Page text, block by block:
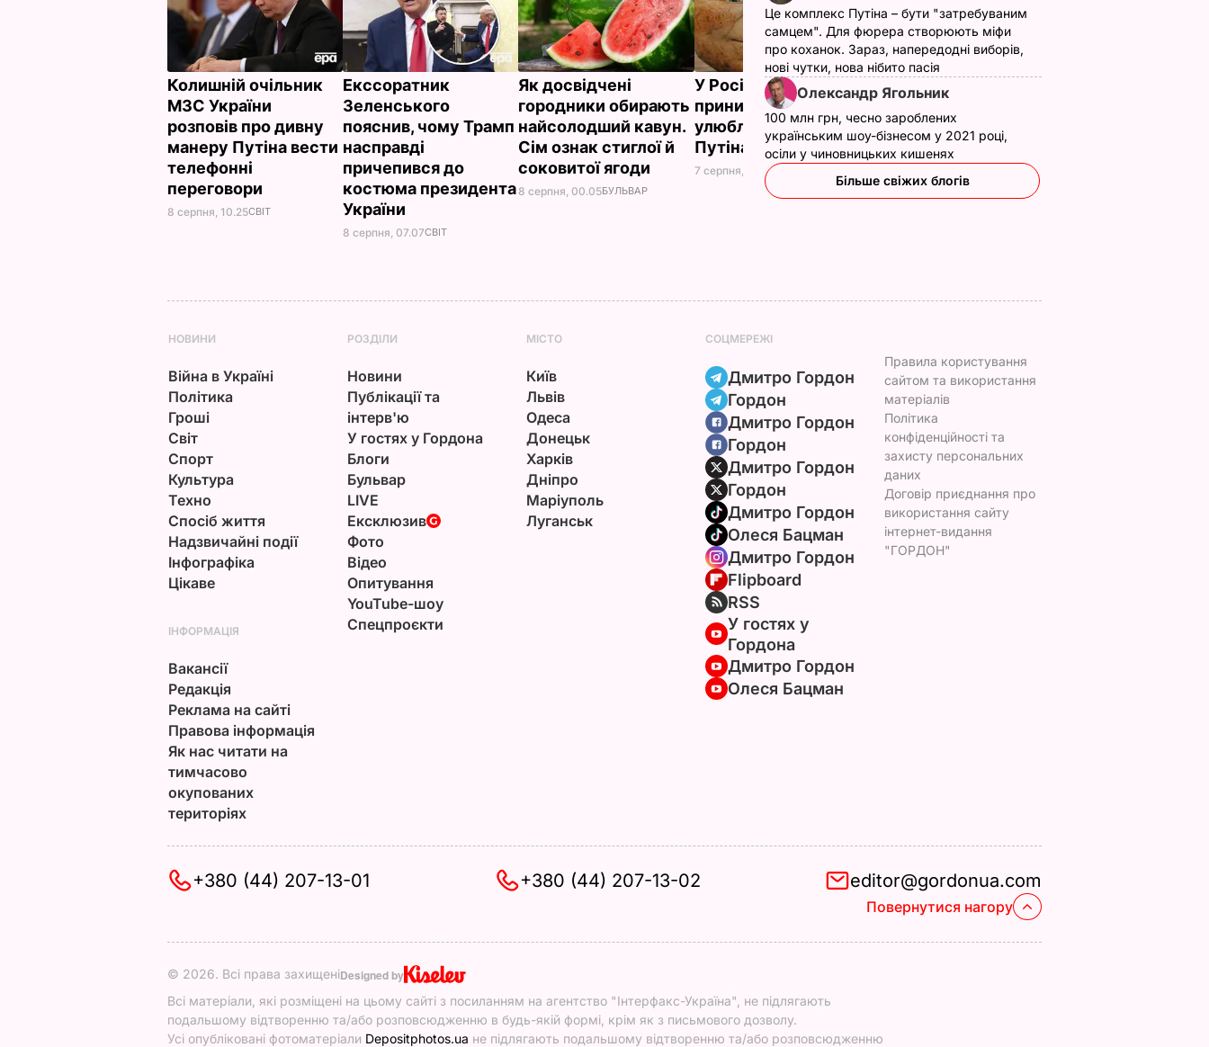
Колишній очільник
МЗС України
розповів про дивну
манеру Путіна вести
телефонні
переговори
8 серпня, 10.25СВІТ
Екссоратник
Зеленського
пояснив, чому Трамп
насправді
причепився до
костюма президента
України
8 серпня, 07.07СВІТ
Як досвідчені
городники обирають
найсолодший кавун.
Сім ознак стиглої й
соковитої ягоди
8 серпня, 00.05БУЛЬВАР
У Росії жорстоко
принизили
улюбленого героя
Путіна
7 серпня, 23.42БУЛЬВАР
"Дімка був наче
нормальний, поки не
збухався". У мережу
потрапили знімки
Кабаєвої з
Медведєвим
Це комплекс Путіна – бути "затребуваним
самцем". Для фюрера створюють міфи
про коханок. Зараз, напередодні виборів,
нові чутки, нова нібито пасія
Олександр Ягольник
100 млн грн, чесно зароблених
українським шоу-бізнесом у 2021 році,
осіли у чиновницьких кишенях
Більше свіжих блогів
НОВИНИ
Війна в Україні
Політика
Гроші
Світ
Спорт
Культура
Техно
Спосіб життя
Надзвичайні події
Інфографіка
Цікаве
РОЗДІЛИ
Новини
Публікації та
інтерв'ю
У гостях у Гордона
Блоги
Бульвар
LIVE
Ексклюзив
Фото
Відео
Опитування
YouTube-шоу
Спецпроєкти
МІСТО
Київ
Львів
Одеса
Донецьк
Харків
Дніпро
Маріуполь
Луганськ
СОЦМЕРЕЖІ
Дмитро Гордон
Гордон
Дмитро Гордон
Гордон
Дмитро Гордон
Гордон
Дмитро Гордон
Олеся Бацман
Дмитро Гордон
Flipboard
RSS
У гостях у
Гордона
Дмитро Гордон
Олеся Бацман
ІНФОРМАЦІЯ
Вакансії
Редакція
Реклама на сайті
Правова інформація
Як нас читати на
тимчасово
окупованих
територіях
Правила користування
сайтом та використання
матеріалів
Політика
конфіденційності та
захисту персональних
даних
Договір приєднання про
використання сайту
інтернет-видання
"ГОРДОН"
+380 (44) 207-13-01 +380 (44) 207-13-02 editor@gordonua.com
Повернутися нагору
© 2026. Всі права захищеніDesigned by
Всі матеріали, які розміщені на цьому сайті з посиланням на агентство "Інтерфакс-Україна", не підлягають
подальшому відтворенню та/або розповсюдженню в будь-якій формі, крім як з письмового дозволу.
Усі опубліковані фотоматеріали Depositphotos.ua не підлягають подальшому відтворенню та/або розповсюдженню